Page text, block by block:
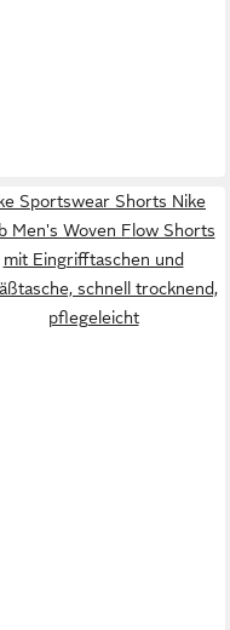
Sportswear Shorts Nike
Men's Woven Flow Shorts
mit Eingrifftaschen und
schnell trocknend,
pflegeleicht